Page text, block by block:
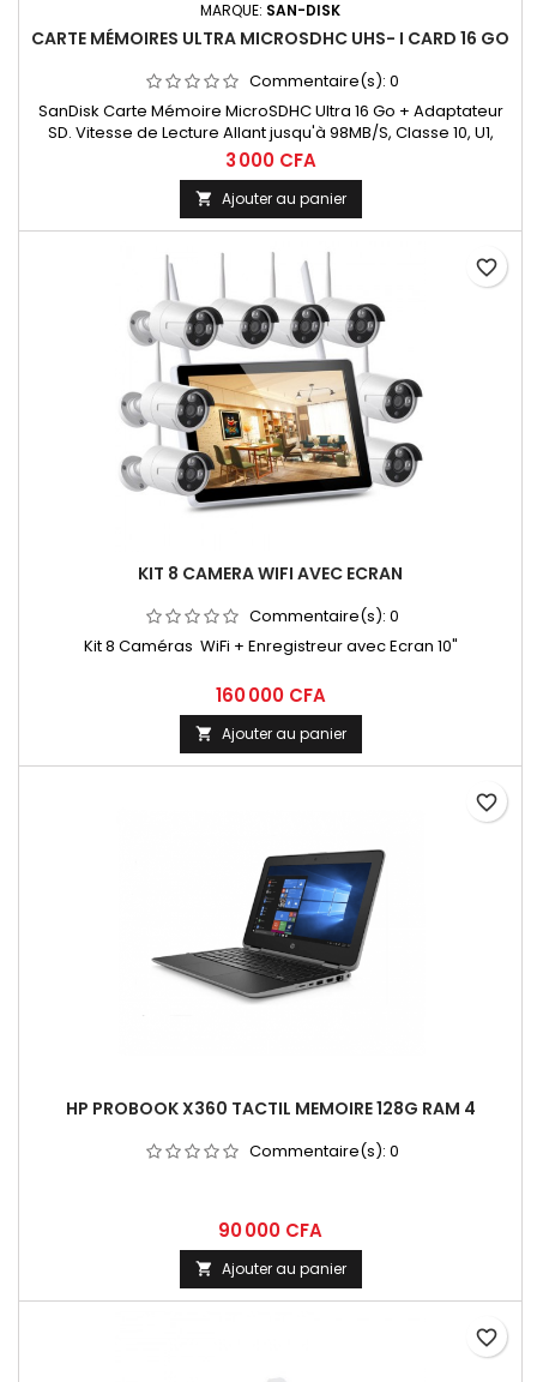
MARQUE: SAN-DISK
CARTE MÉMOIRES ULTRA MICROSDHC UHS- I CARD 16 GO
Commentaire(s): 0
SanDisk Carte Mémoire MicroSDHC Ultra 16 Go + Adaptateur
SD. Vitesse de Lecture Allant jusqu'à 98MB/S, Classe 10, U1,
homologuée A1
3 000 CFA
 Ajouter au panier
KIT 8 CAMERA WIFI AVEC ECRAN
Commentaire(s): 0
Kit 8 Caméras WiFi + Enregistreur avec Ecran 10"
160 000 CFA
 Ajouter au panier
favorite_border
HP PROBOOK X360 TACTIL MEMOIRE 128G RAM 4
Commentaire(s): 0
90 000 CFA
 Ajouter au panier
favorite_border
favorite_border